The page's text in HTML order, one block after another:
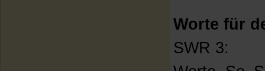
Worte für
SWR 3: